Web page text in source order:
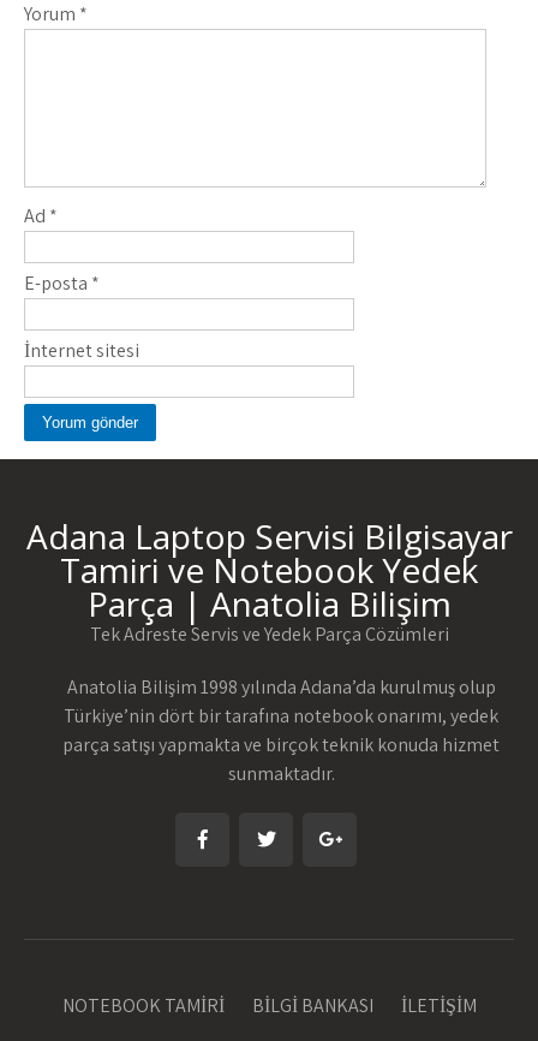
Yorum *
Ad *
E-posta *
İnternet sitesi
Adana Laptop Servisi Bilgisayar
Tamiri ve Notebook Yedek
Parça | Anatolia Bilişim
Tek Adreste Servis ve Yedek Parça Çözümleri
Anatolia Bilişim 1998 yılında Adana’da kurulmuş olup
Türkiye’nin dört bir tarafına notebook onarımı, yedek
parça satışı yapmakta ve birçok teknik konuda hizmet
sunmaktadır.
NOTEBOOK TAMİRİ BİLGİ BANKASI İLETİŞİM